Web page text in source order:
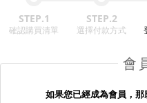
STEP.1
確認購買清單
STEP.2
選擇付款方式
會
如果您已經成為會員，